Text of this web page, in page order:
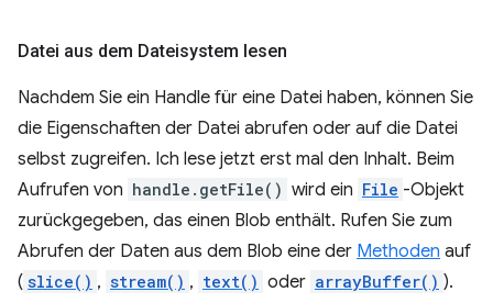
Datei aus dem Dateisystem lesen
Nachdem Sie ein Handle für eine Datei haben, können Sie
die Eigenschaften der Datei abrufen oder auf die Datei
selbst zugreifen. Ich lese jetzt erst mal den Inhalt. Beim
Aufrufen von handle.getFile() wird ein File -Objekt
zurückgegeben, das einen Blob enthält. Rufen Sie zum
Abrufen der Daten aus dem Blob eine der Methoden auf
( slice() , stream() , text() oder arrayBuffer() ).